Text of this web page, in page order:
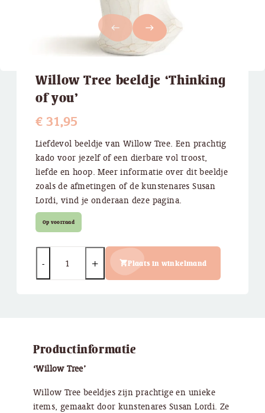
west east
Willow Tree beeldje ‘Thinking
of you’
€31,95
Liefdevol beeldje van Willow Tree. Een prachtig
kado voor jezelf of een dierbare vol troost,
liefde en hoop. Meer informatie over dit beeldje
zoals de afmetingen of de kunstenares Susan
Lordi, vind je onderaan deze pagina.
Op voorraad
Plaats in winkelmand
Productinformatie
‘Willow Tree’
Willow Tree beeldjes zijn prachtige en unieke
items, gemaakt door kunstenares Susan Lordi. Ze